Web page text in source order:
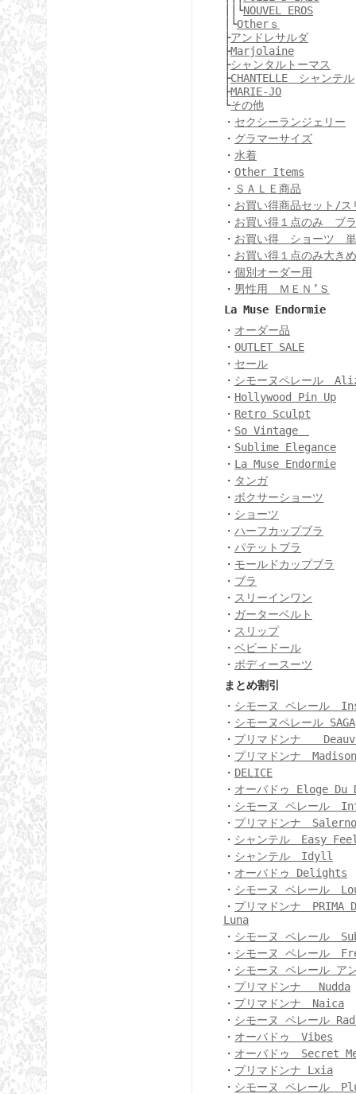
││└NOUVEL EROS
│└Otherｓ
├アンドレサルダ
├Marjolaine
├シャンタルトーマス
├CHANTELLE シャンテル
├MARIE-JO
└その他
・ セクシーランジェリー
・ グラマーサイズ
・ 水着
・ Other Items
・ ＳＡＬＥ商品
・ お買い得商品セット/ス
・ お買い得１点のみ ブ
・ お買い得 ショーツ
・ お買い得１点のみ大
・ 個別オーダー用
・ 男性用 ＭＥＮ’Ｓ
La Muse Endormie
・ オーダー品
・ OUTLET SALE
・ セール
・ シモーヌペレール
・ Hollywood Pin Up
・ Retro Sculpt
・ So Vintage
・ Sublime Elegance
・ La Muse Endormie
・ タンガ
・ ボクサーショーツ
・ ショーツ
・ ハーフカップブラ
・ パテットブラ
・ モールドカップブラ
・ ブラ
・ スリーインワン
・ ガーターベルト
・ スリップ
・ ベビードール
・ ボディースーツ
まとめ割引
・ シモーヌ ペレール
・ シモーヌペレール SAGA
・ プリマドンナ
・ プリマドンナ Madison
・ DELICE
・ オーバドゥ Eloge Du
・ シモーヌ ペレール
・ プリマドンナ Salerno
・ シャンテル Easy
・ シャンテル Idyll
・ オーバドゥ Delights
・ シモーヌ ペレール
・ プリマドンナ PRIMA
Luna
・ シモーヌ ペレール
・ シモーヌ ペレール
・ シモーヌ ペレール ア
・ プリマドンナ Nudda
・ プリマドンナ Naica
・ シモーヌ ペレール
・ オーバドゥ Vibes
・ オーバドゥ Secret
・ プリマドンナ Lxia
・ シモーヌ ペレール